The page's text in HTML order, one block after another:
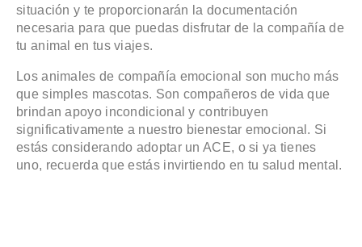
situación y te proporcionarán la documentación
necesaria para que puedas disfrutar de la compañía de
tu animal en tus viajes.
Los animales de compañía emocional son mucho más
que simples mascotas. Son compañeros de vida que
brindan apoyo incondicional y contribuyen
significativamente a nuestro bienestar emocional. Si
estás considerando adoptar un ACE, o si ya tienes
uno, recuerda que estás invirtiendo en tu salud mental.